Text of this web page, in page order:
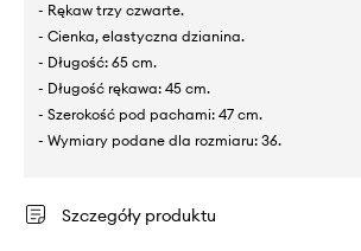
- Rękaw trzy czwarte.
- Cienka, elastyczna dzianina.
- Długość: 65 cm.
- Długość rękawa: 45 cm.
- Szerokość pod pachami: 47 cm.
- Wymiary podane dla rozmiaru: 36.
Szczegóły produktu